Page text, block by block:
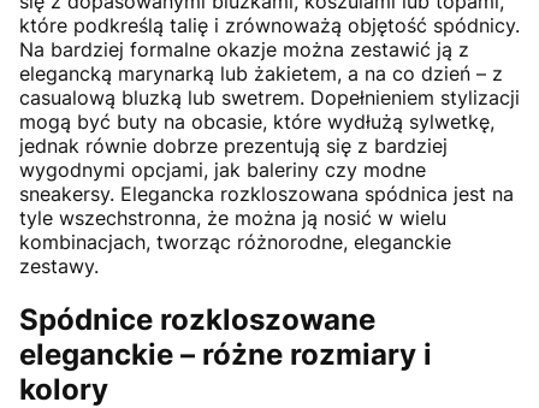
które podkreślą talię i zrównoważą objętość spódnicy.
Na bardziej formalne okazje można zestawić ją z
elegancką marynarką lub żakietem, a na co dzień – z
casualową bluzką lub swetrem. Dopełnieniem stylizacji
mogą być buty na obcasie, które wydłużą sylwetkę,
jednak równie dobrze prezentują się z bardziej
wygodnymi opcjami, jak baleriny czy modne
sneakersy. Elegancka rozkloszowana spódnica jest na
tyle wszechstronna, że można ją nosić w wielu
kombinacjach, tworząc różnorodne, eleganckie
zestawy.
Spódnice rozkloszowane
eleganckie – różne rozmiary i
kolory